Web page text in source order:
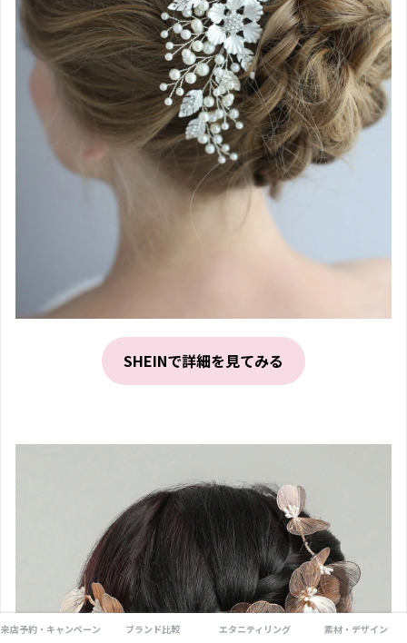
SHEINで詳細を見てみる
来店予約・キャンペーン ブランド比較 エタニティリング 素材・デザイン